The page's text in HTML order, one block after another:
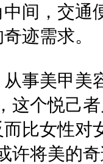
间，交通
迹需求。
事美甲美
这个悦己
比女性对
许将美的